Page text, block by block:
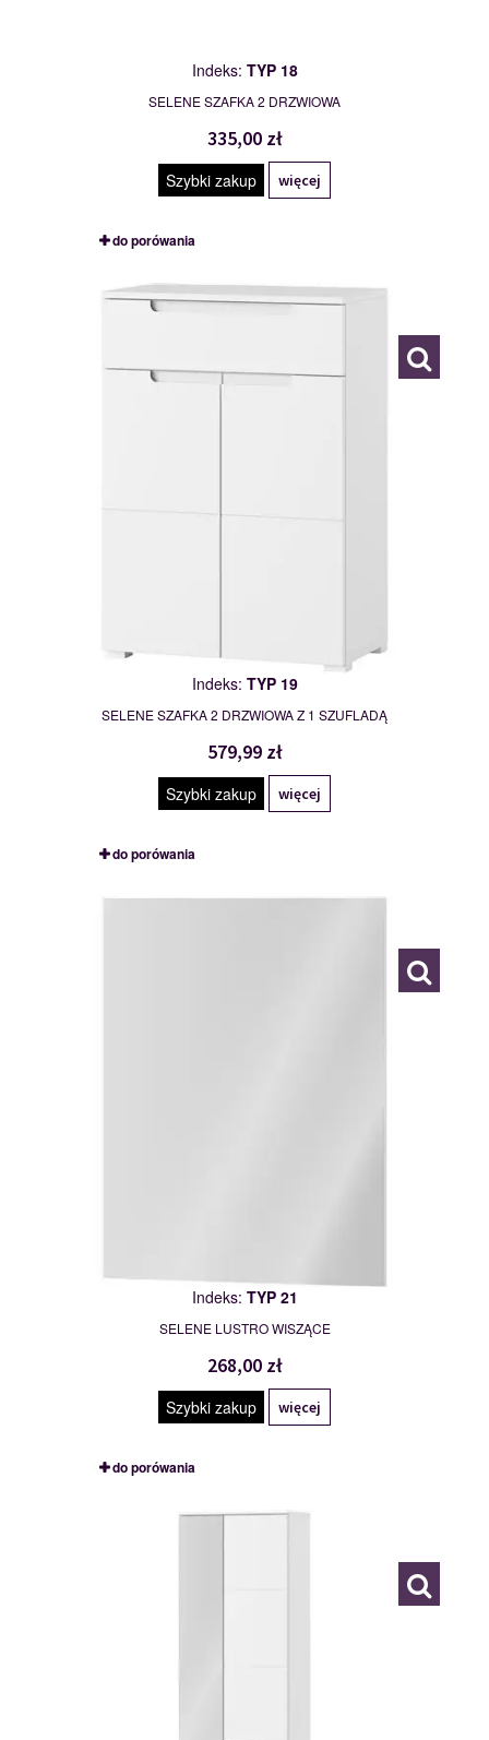
Indeks: TYP 18
SELENE SZAFKA 2 DRZWIOWA
335,00 zł
Szybki zakup więcej
do porówania
TYP 19
111886
Indeks: TYP 19
SELENE SZAFKA 2 DRZWIOWA Z 1 SZUFLADĄ
579,99 zł
Szybki zakup więcej
do porówania
TYP 21
Indeks: TYP 21
SELENE LUSTRO WISZĄCE
268,00 zł
Szybki zakup więcej
do porówania